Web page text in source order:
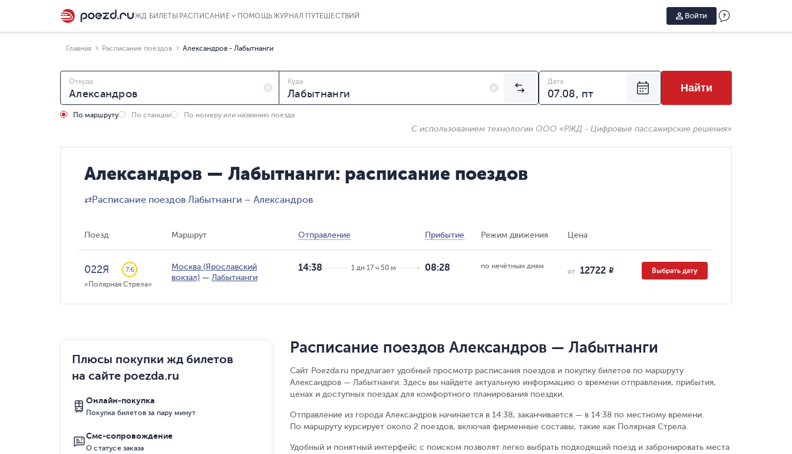
ЖД БИЛЕТЫ РАСПИСАНИЕ ПОМОЩЬЖУРНАЛ ПУТЕШЕСТВИЙ Войти
Главная Расписание поездов Александров - Лабытнанги
Откуда Куда
По маршруту По станции По номеру или названию поезда
Дата
Найти
С использованием технологии ООО «РЖД - Цифровые пассажирские решения»
Александров — Лабытнанги: расписание поездов
⇄Расписание поездов Лабытнанги – Александров
Поезд Маршрут Отправление Прибытие Режим движения Цена
022Я 7.6
«Полярная Стрела»
Москва (Ярославский
вокзал) — Лабытнанги
14:38 1 дн 17 ч 50 м 08:28 по нечётным дням
от 12722 R Выбрать дату
Расписание поездов Александров — Лабытнанги
Сайт Poezda.ru предлагает удобный просмотр расписания поездов и покупку билетов по маршруту
Александров — Лабытнанги. Здесь вы найдете актуальную информацию о времени отправления, прибытия,
ценах и доступных поездах для комфортного планирования поездки.
Отправление из города Александров начинается в 14:38, заканчивается — в 14:38 по местному времени.
По маршруту курсирует около 2 поездов, включая фирменные составы, такие как Полярная Стрела.
Удобный и понятный интерфейс с поиском позволят легко выбрать подходящий поезд и забронировать места
Плюсы покупки жд билетов
на сайте poezda.ru
Онлайн-покупка
Покупка билетов за пару минут
Смс-сопровождение
О статусе заказа